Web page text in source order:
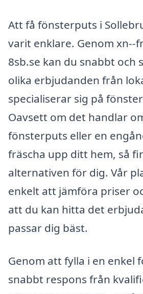
Att få fönsterputs i
varit enklare. Genom xn--
8sb.se kan du snabbt och
olika erbjudanden från
specialiserar sig på
Oavsett om det handlar
fönsterputs eller en
fräscha upp ditt hem, så
alternativen för dig. Vår
enkelt att jämföra priser
att du kan hitta det
passar dig bäst.
Genom att fylla i en enkel
snabbt respons från